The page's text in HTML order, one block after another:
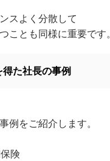
スよく分散して
ことも同様に重要です
た社長の事例
例をご紹介します。
険